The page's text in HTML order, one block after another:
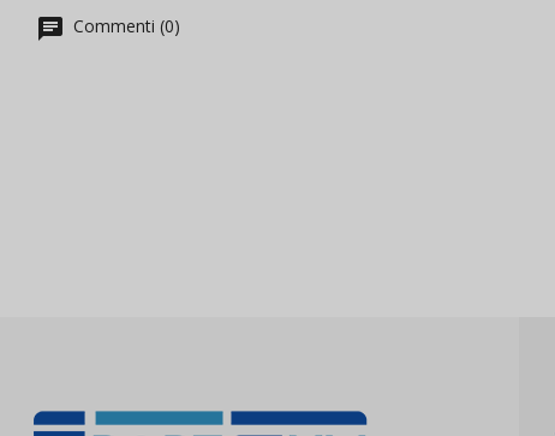
Commenti (0)